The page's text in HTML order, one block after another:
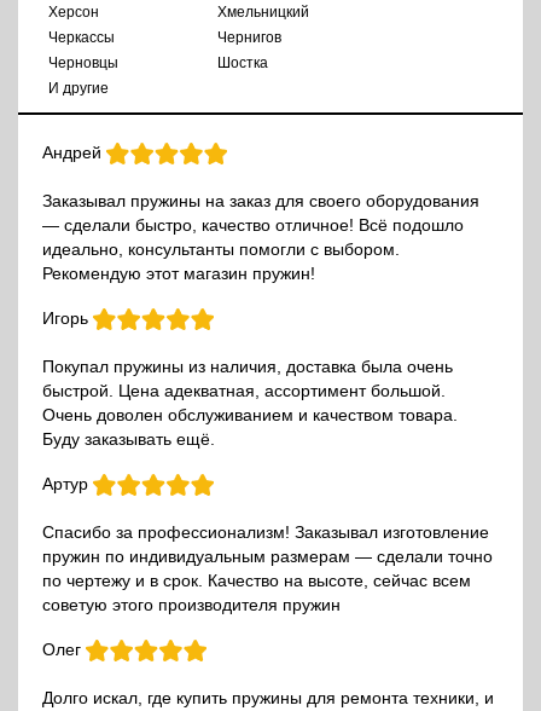
Херсон
Хмельницкий
Черкассы
Чернигов
Черновцы
Шостка
И другие
Андрей
Заказывал пружины на заказ для своего оборудования
— сделали быстро, качество отличное! Всё подошло
идеально, консультанты помогли с выбором.
Рекомендую этот магазин пружин!
Игорь
Покупал пружины из наличия, доставка была очень
быстрой. Цена адекватная, ассортимент большой.
Очень доволен обслуживанием и качеством товара.
Буду заказывать ещё.
Артур
Спасибо за профессионализм! Заказывал изготовление
пружин по индивидуальным размерам — сделали точно
по чертежу и в срок. Качество на высоте, сейчас всем
советую этого производителя пружин
Олег
Долго искал, где купить пружины для ремонта техники, и